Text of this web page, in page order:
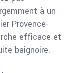
à un
Provence-
efficace et
baignoire.